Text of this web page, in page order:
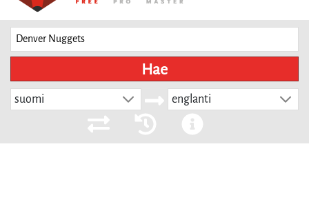
Hae
suomi englanti